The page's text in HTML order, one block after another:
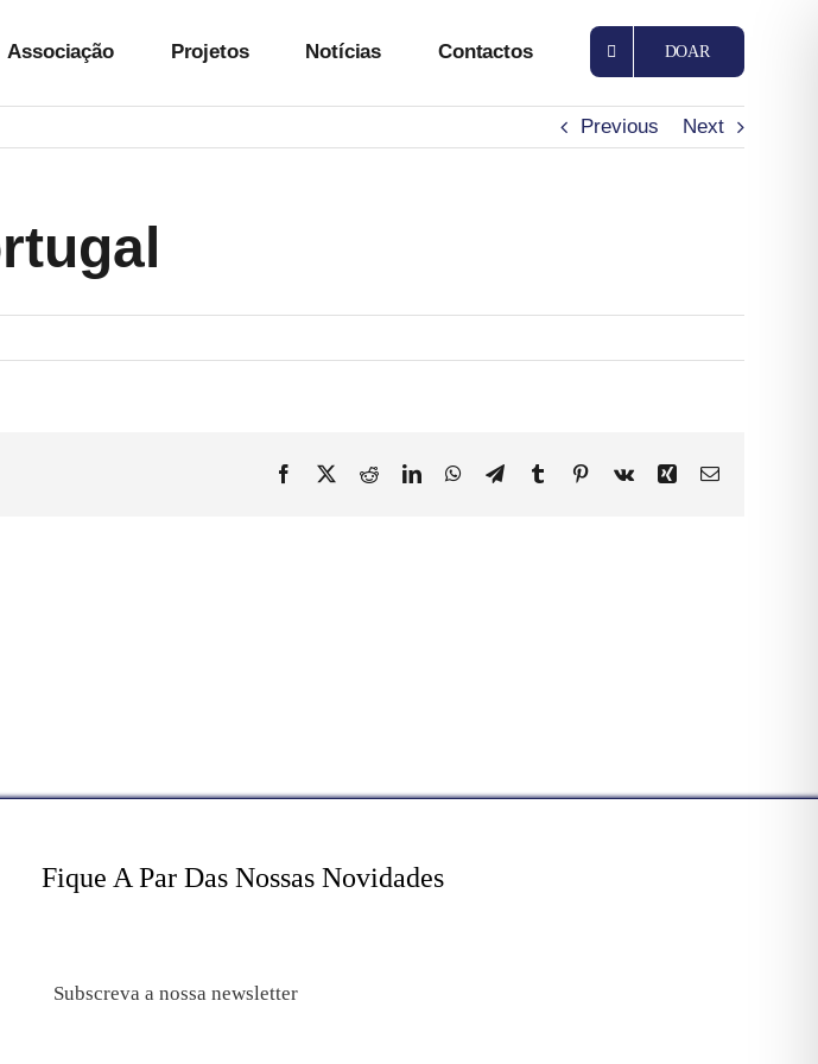
Associação Projetos Notícias Contactos DOAR
Previous Next
Facebook
X RedditLinkedInWhatsApp
TelegramTumblrPinterest
Vk Xing Email
Fique A Par Das Nossas Novidades
Subscreva a nossa newsletter